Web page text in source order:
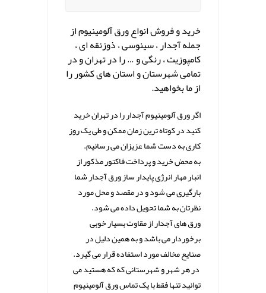
خرید و فروش انواع ورق آلومینیوم از
جمله آجدار ، سینوسی ، ذوزنقه ای ،
کامپوزیت ، رنگی و … را در تهران و در
تمامی شهرستان و استان های کشور را
از ما بخواهید.
اگر ورق آلومینیوم آجدار را در تهران خرید
کنید در کوتاه ترین زمان ممکن و طی یک روز
کاری به دست شما عزیزان می رسانیم.
به محض خرید و پرداخت فاکتور مذکور از
انبار مهار انرژی پایدار ساز ورق آجدار شما
بارگیری می شود و در مقصد و محل مورد
نظرتان به شما تحویل داده می شود.
ورق های آجدار از مقاوت بسیار خوبی
برخوردار می باشد و به همین دلیل در
صنایع مخالف مورد استفاده قرار می گیرد.
در هر شهر و شهرستانی که که هستید می
توانید تنها فقط با یک تماس ورق آلومینیوم